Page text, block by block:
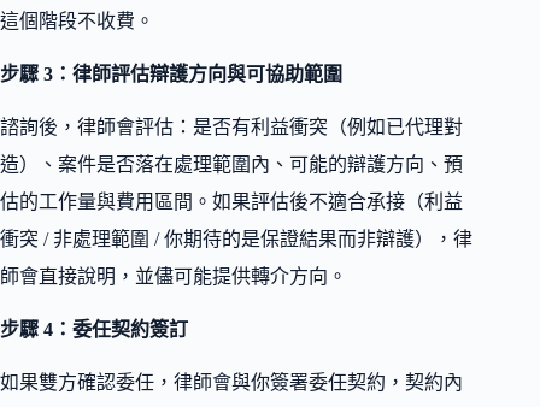
這個階段不收費。
步驟 3：律師評估辯護方向與可協助範圍
諮詢後，律師會評估：是否有利益衝突（例如已代理對
造）、案件是否落在處理範圍內、可能的辯護方向、預
估的工作量與費用區間。如果評估後不適合承接（利益
衝突 / 非處理範圍 / 你期待的是保證結果而非辯護），律
師會直接說明，並儘可能提供轉介方向。
步驟 4：委任契約簽訂
如果雙方確認委任，律師會與你簽署委任契約，契約內